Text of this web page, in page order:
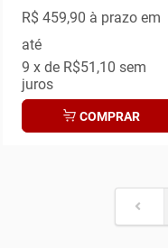
R$ 459,90 à prazo em
até
9 x de R$51,10 sem
juros
COMPRAR